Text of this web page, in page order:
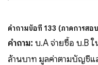
คำถามข้อที่ 133 (ภาคการสอ
คำถาม: บ.A จ่ายซื้อ บ.B
ล้านบาท มูลค่าตามบัญชี